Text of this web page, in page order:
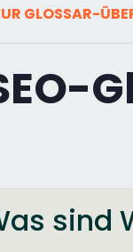
GLOSSAR-
sind